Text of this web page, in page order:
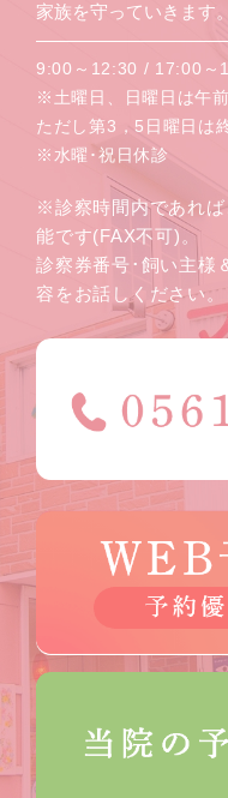
家族を守っていきます。
9:00～12:30 / 17:00～
※土曜日、日曜日は午
ただし第3，5日曜日は
※水曜･祝日休診
※診察時間内であれば
能です(FAX不可)。
診察券番号･飼い主様
容をお話しください。